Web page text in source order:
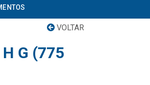
VOLTAR
H G (775